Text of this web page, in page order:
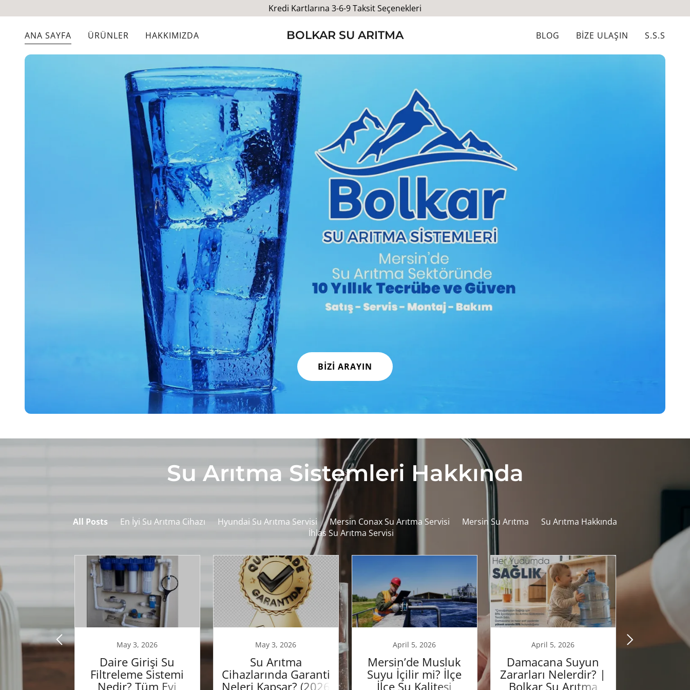
Kredi Kartlarına 3-6-9 Taksit Seçenekleri
ANA SAYFA ÜRÜNLER HAKKIMIZDA BOLKAR SU ARITMA BLOG BİZE ULAŞIN S.S.S
BİZİ ARAYIN
Su Arıtma Sistemleri Hakkında
All Posts En İyi Su Arıtma Cihazı Hyundai Su Arıtma Servisi Mersin Conax Su Arıtma Servisi Mersin Su Arıtma
Su Arıtma Hakkında
İhlas Su Arıtma Servisi
için Su
May 3, 2026
Daire Girişi Su
Filtreleme Sistemi
Nedir? Tüm Evi
May 3, 2026
Su Arıtma
Cihazlarında Garanti
Neleri Kapsar? (2026
April 5, 2026
Mersin’de Musluk
Suyu İçilir mi? İlçe
İlçe Su Kalitesi
April 5, 2026
Damacana Suyun
Zararları Nelerdir? |
Bolkar Su Arıtma